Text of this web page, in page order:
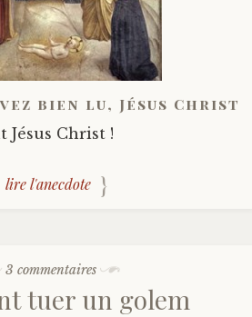
bien lu, Jésus Christ
Jésus Christ !
lire l'anecdote
3 commentaires
tuer un golem